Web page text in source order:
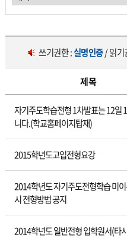
쓰기권한 :실명인증/ 읽기
제목
자기주도학습전형 1차발표는 12일
니다.(학교홈페이지탑재)
2015학년도고입전형요강
2014학년도 자기주도전형학습 미
시 전형방법 공지
2014학년도 일반전형 입학원서(타